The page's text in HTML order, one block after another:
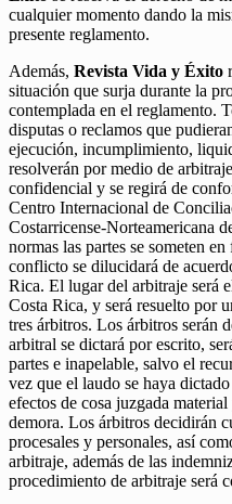
cualquier momento dando la
presente reglamento.
Además, Revista Vida y Éxito
situación que surja durante la
contemplada en el reglamento.
disputas o reclamos que
ejecución, incumplimiento,
resolverán por medio de
confidencial y se regirá de
Centro Internacional de
Costarricense-Norteamericana
normas las partes se someten
conflicto se dilucidará de
Rica. El lugar del arbitraje será
Costa Rica, y será resuelto por
tres árbitros. Los árbitros serán
arbitral se dictará por escrito,
partes e inapelable, salvo el
vez que el laudo se haya
efectos de cosa juzgada
demora. Los árbitros decidirán
procesales y personales, así
arbitraje, además de las
procedimiento de arbitraje será